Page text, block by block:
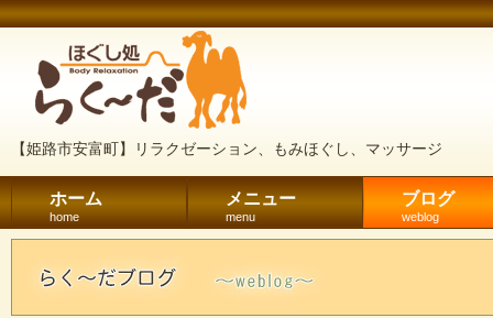
【姫路市安富町】リラクゼーション、もみほぐし、マッサージ
ホーム
home
メニュー
menu
ブログ
weblog